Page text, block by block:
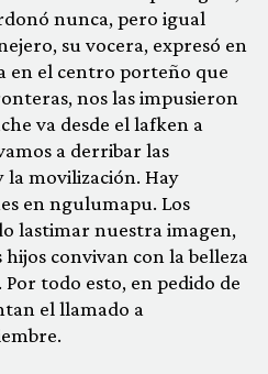
nunca, pero igual
su vocera, expresó en
en el centro porteño que
nos las impusieron
va desde el lafken a
a derribar las
movilización. Hay
en ngulumapu. Los
lastimar nuestra imagen,
convivan con la belleza
todo esto, en pedido de
el llamado a